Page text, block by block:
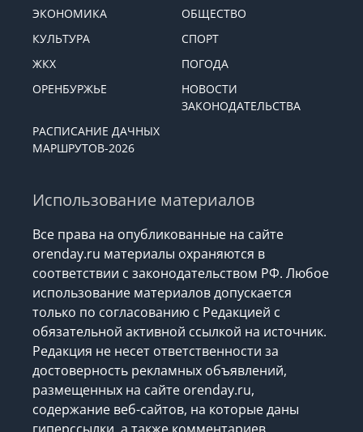
ЭКОНОМИКА
ОБЩЕСТВО
КУЛЬТУРА
СПОРТ
ЖКХ
ПОГОДА
ОРЕНБУРЖЬЕ
НОВОСТИ
ЗАКОНОДАТЕЛЬСТВА
РАСПИСАНИЕ ДАЧНЫХ
МАРШРУТОВ-2026
Использование материалов
Все права на опубликованные на сайте
orenday.ru материалы охраняются в
соответствии с законодательством РФ. Любое
использование материалов допускается
только по согласованию с Редакцией с
обязательной активной ссылкой на источник.
Редакция не несет ответственности за
достоверность рекламных объявлений,
размещенных на сайте orenday.ru,
содержание веб-сайтов, на которые даны